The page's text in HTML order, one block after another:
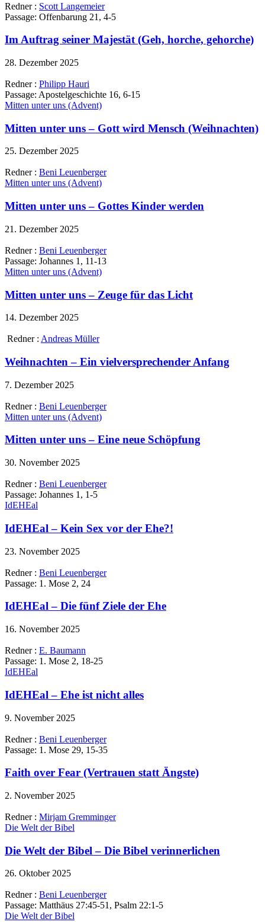
Redner : Scott Langemeier
Passage: Offenbarung 21, 4-5
Im Auftrag seiner Majestät (Geh, horche, gehorche)
28. Dezember 2025
Redner : Philipp Hauri
Passage: Apostelgeschichte 16, 6-15
Mitten unter uns (Advent)
Mitten unter uns – Gott wird Mensch (Weihnachten)
25. Dezember 2025
Redner : Beni Leuenberger
Mitten unter uns (Advent)
Mitten unter uns – Gottes Kinder werden
21. Dezember 2025
Redner : Beni Leuenberger
Passage: Johannes 1, 11-13
Mitten unter uns (Advent)
Mitten unter uns – Zeuge für das Licht
14. Dezember 2025
Redner : Andreas Müller
Weihnachten – Ein vielversprechender Anfang
7. Dezember 2025
Redner : Beni Leuenberger
Mitten unter uns (Advent)
Mitten unter uns – Eine neue Schöpfung
30. November 2025
Redner : Beni Leuenberger
Passage: Johannes 1, 1-5
IdEHEal
IdEHEal – Kein Sex vor der Ehe?!
23. November 2025
Redner : Beni Leuenberger
Passage: 1. Mose 2, 24
IdEHEal – Die fünf Ziele der Ehe
16. November 2025
Redner : E. Baumann
Passage: 1. Mose 2, 18-25
IdEHEal
IdEHEal – Ehe ist nicht alles
9. November 2025
Redner : Beni Leuenberger
Passage: 1. Mose 29, 15-35
Faith over Fear (Vertrauen statt Ängste)
2. November 2025
Redner : Mirjam Gremminger
Die Welt der Bibel
Die Welt der Bibel – Die Bibel verinnerlichen
26. Oktober 2025
Redner : Beni Leuenberger
Passage: Matthäus 27:45-51, Psalm 22:1-5
Die Welt der Bibel